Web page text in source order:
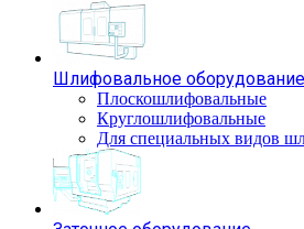
Шлифовальное оборудование
Плоскошлифовальные
Круглошлифовальные
Для специальных видов